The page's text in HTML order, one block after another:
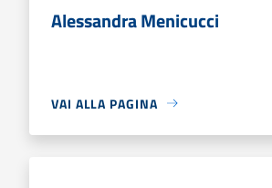
Alessandra Menicucci
VAI ALLA PAGINA